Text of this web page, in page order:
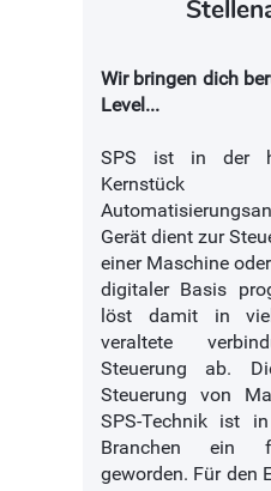
Wir bringen dich
Level...
SPS ist in der
Gerät dient zur
einer Maschine
digitaler Basis
löst damit in
veraltete
Steuerung ab.
Steuerung von
SPS-Technik ist
Branchen ein
geworden. Für den